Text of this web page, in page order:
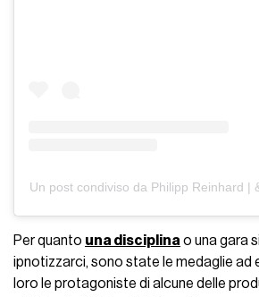
Un post condiviso da Philipp Reinhard |
Per quanto una disciplinao una gara
ipnotizzarci, sono state le medaglie ad
loro le protagoniste di alcune delle